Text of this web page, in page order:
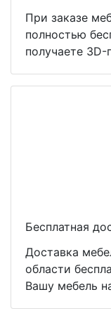
При заказе
полностью
получаете
Бесплатная
Доставка
области
Вашу мебель